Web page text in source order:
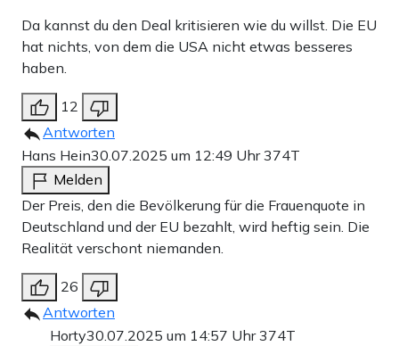
Da kannst du den Deal kritisieren wie du willst. Die EU
hat nichts, von dem die USA nicht etwas besseres
haben.
12
Antworten
Hans Hein30.07.2025 um 12:49 Uhr374T
Melden
Der Preis, den die Bevölkerung für die Frauenquote in
Deutschland und der EU bezahlt, wird heftig sein. Die
Realität verschont niemanden.
26
Antworten
Horty30.07.2025 um 14:57 Uhr374T